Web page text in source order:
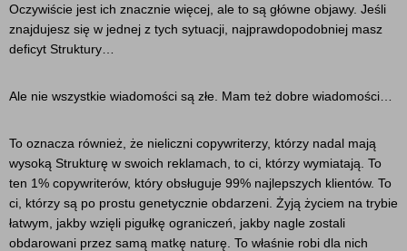
Oczywiście jest ich znacznie więcej, ale to są główne objawy. Jeśli
znajdujesz się w jednej z tych sytuacji, najprawdopodobniej masz
deficyt Struktury…
Ale nie wszystkie wiadomości są złe. Mam też dobre wiadomości…
To oznacza również, że nieliczni copywriterzy, którzy nadal mają
wysoką Strukturę w swoich reklamach, to ci, którzy wymiatają. To
ten 1% copywriterów, który obsługuje 99% najlepszych klientów. To
ci, którzy są po prostu genetycznie obdarzeni. Żyją życiem na trybie
łatwym, jakby wzięli pigułkę ograniczeń, jakby nagle zostali
obdarowani przez samą matkę naturę. To właśnie robi dla nich